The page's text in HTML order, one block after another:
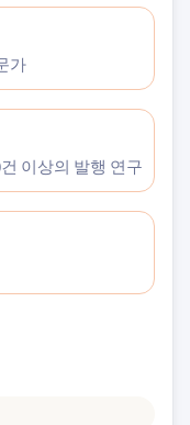
가
이상의 발행 연구